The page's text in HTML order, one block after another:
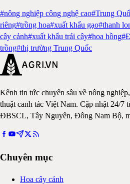
#nông nghiệp công nghệ cao#Trung
riêng#trồng hoa#xuất khẩu gạo#thanh
cây cảnh#xuất khẩu trái cây#hoa hồng#
trồng#thị trường Trung Quốc
Kênh tin tức chuyên sâu về nông
thuật canh tác Việt Nam. Cập nhật 24/7
ĐBSCL, Tây Nguyên, Đông Nam Bộ,
Chuyên mục
Hoa cây cảnh